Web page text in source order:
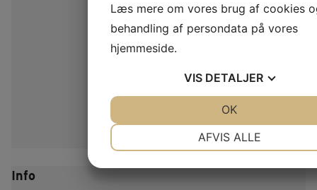
Info
Læs mere om vores brug af cookies
behandling af persondata på vores
hjemmeside.
VIS DETALJER
AFVIS ALLE
OK